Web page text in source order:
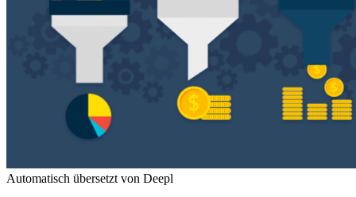
Automatisch übersetzt von Deepl